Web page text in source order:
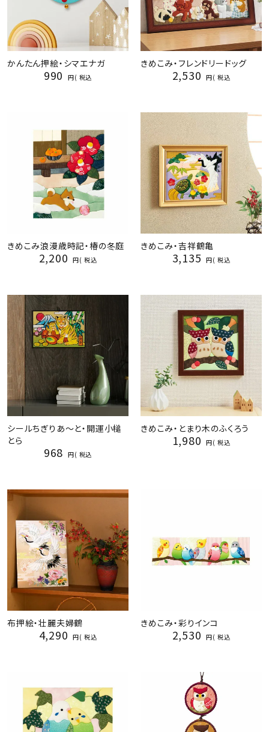
かんたん押絵・シマエナガ
990 税込
きめこみ・フレンドリードッグ
2,530 税込
きめこみ浪漫歳時記・椿の冬庭
2,200 税込
きめこみ・吉祥鶴亀
3,135 税込
シールちぎりあ～と・開運小槌
とら
968 税込
きめこみ・とまり木のふくろう
1,980 税込
布押絵・壮麗夫婦鶴
4,290 税込
きめこみ・彩りインコ
2,530 税込